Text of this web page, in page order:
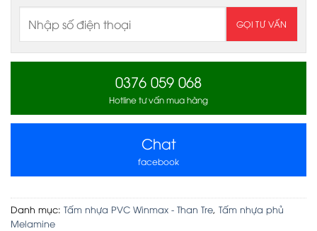
0376 059 068
Hotline tư vấn mua hàng
Chat
facebook
Danh mục: Tấm nhựa PVC Winmax - Than Tre, Tấm nhựa phủ
Melamine